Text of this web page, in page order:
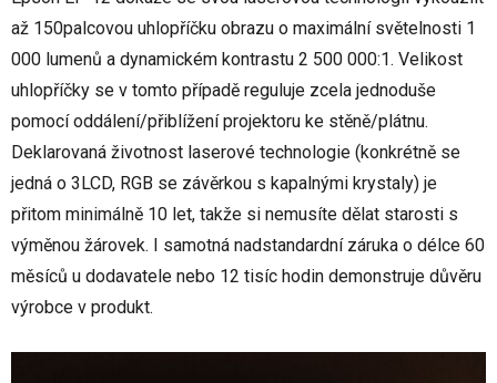
až 150palcovou uhlopříčku obrazu o maximální světelnosti 1
000 lumenů a dynamickém kontrastu 2 500 000:1. Velikost
uhlopříčky se v tomto případě reguluje zcela jednoduše
pomocí oddálení/přiblížení projektoru ke stěně/plátnu.
Deklarovaná životnost laserové technologie (konkrétně se
jedná o 3LCD, RGB se závěrkou s kapalnými krystaly) je
přitom minimálně 10 let, takže si nemusíte dělat starosti s
výměnou žárovek. I samotná nadstandardní záruka o délce 60
měsíců u dodavatele nebo 12 tisíc hodin demonstruje důvěru
výrobce v produkt.